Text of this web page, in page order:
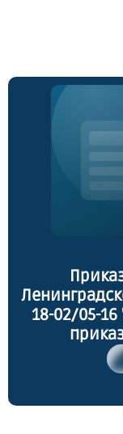
18-02/05-
2017